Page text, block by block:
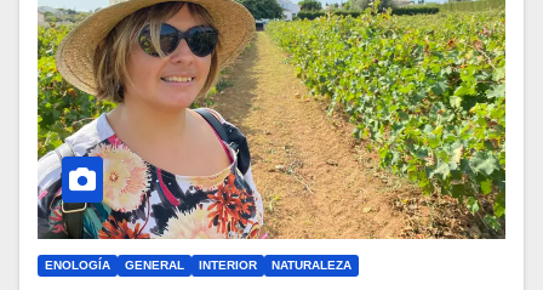
ENOLOGÍA GENERAL INTERIOR NATURALEZA